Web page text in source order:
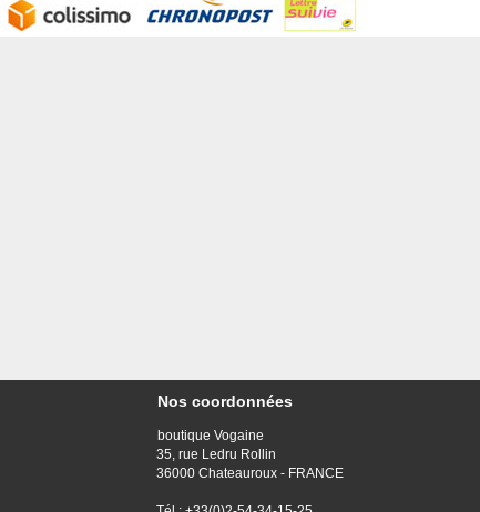
Nos coordonnées
boutique Vogaine
35, rue Ledru Rollin
36000 Chateauroux - FRANCE